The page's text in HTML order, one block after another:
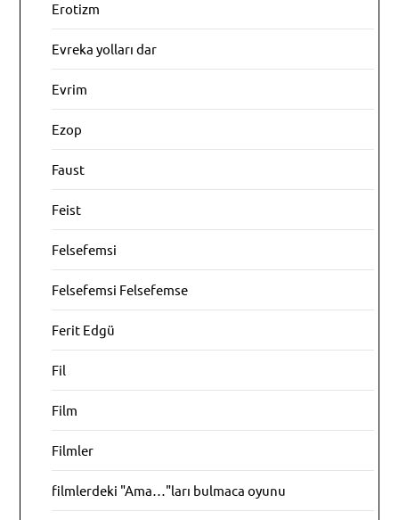
Erotizm
Evreka yolları dar
Evrim
Ezop
Faust
Feist
Felsefemsi
Felsefemsi Felsefemse
Ferit Edgü
Fil
Film
Filmler
filmlerdeki "Ama…"ları bulmaca oyunu